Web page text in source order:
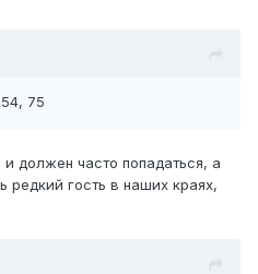
75
должен часто попадаться, а
редкий гость в наших краях,